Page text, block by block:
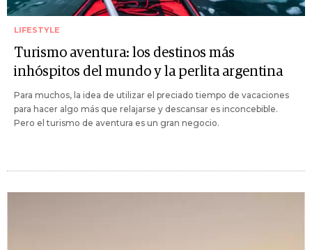
LIFESTYLE
Turismo aventura: los destinos más
inhóspitos del mundo y la perlita argentina
Para muchos, la idea de utilizar el preciado tiempo de vacaciones
para hacer algo más que relajarse y descansar es inconcebible.
Pero el turismo de aventura es un gran negocio.